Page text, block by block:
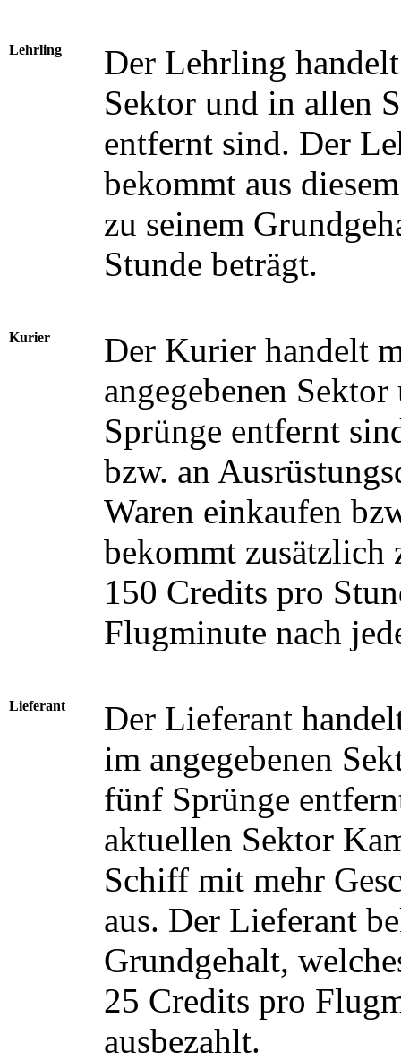
Lehrling
Der Lehrling
Sektor und in allen
entfernt sind. Der
bekommt aus
zu seinem
Stunde beträgt.
Kurier
Der Kurier handelt
angegebenen
Sprünge entfernt
bzw. an
Waren einkaufen
bekommt zusätzlich
150 Credits pro
Flugminute nach
Lieferant
Der Lieferant
im angegebenen
fünf Sprünge
aktuellen Sektor
Schiff mit mehr
aus. Der Lieferant
Grundgehalt,
25 Credits pro
ausbezahlt.